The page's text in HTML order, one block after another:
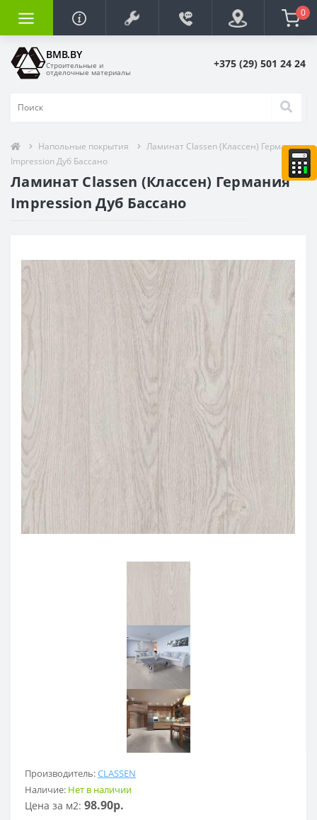
0
BMB.BY
Строительные и
отделочные материалы
+375 (29) 501 24 24
Напольные покрытия
Ламинат Classen (Классен) Германия
Impression Дуб Бассано
Ламинат Classen (Классен) Германия
Impression Дуб Бассано
Производитель:CLASSEN
Наличие: Нет в наличии
Цена за м2: 98.90р.